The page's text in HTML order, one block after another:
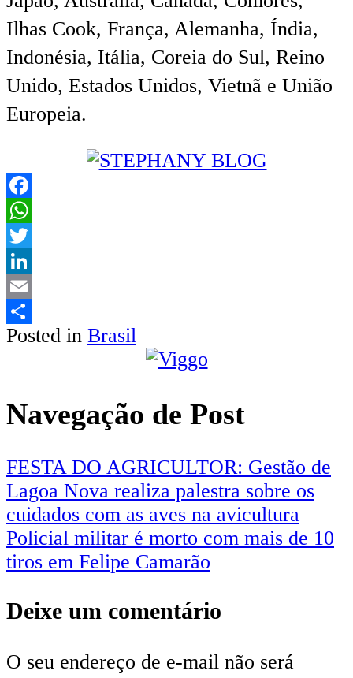
Ilhas Cook, França, Alemanha, Índia,
Indonésia, Itália, Coreia do Sul, Reino
Unido, Estados Unidos, Vietnã e União
Europeia.
Facebook
WhatsApp
Twitter
LinkedIn
Email
Share
Posted in Brasil
Navegação de Post
FESTA DO AGRICULTOR: Gestão de
Lagoa Nova realiza palestra sobre os
cuidados com as aves na avicultura
Policial militar é morto com mais de 10
tiros em Felipe Camarão
Deixe um comentário
O seu endereço de e-mail não será